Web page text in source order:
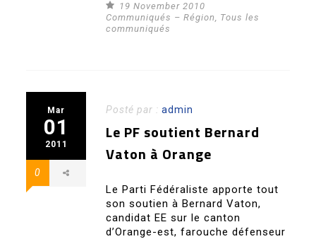
19 November 2010
Communiqués – Région, Tous les
communiqués
Mar
01
2011
0
Posté par :admin
Le PF soutient Bernard
Vaton à Orange
Le Parti Fédéraliste apporte tout
son soutien à Bernard Vaton,
candidat EE sur le canton
d’Orange-est, farouche défenseur